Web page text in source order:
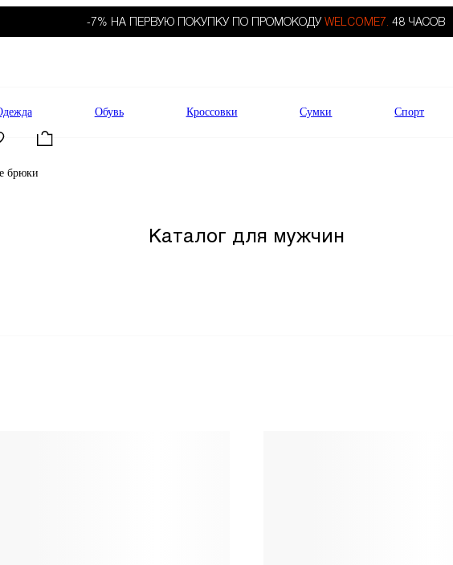
-7% НА ПЕРВУЮ ПОКУПКУ ПО ПРОМОКОДУ WELCOME7. 48 ЧАСОВ
Обувь Кроссовки Сумки Спорт
брюки
Каталог для мужчин